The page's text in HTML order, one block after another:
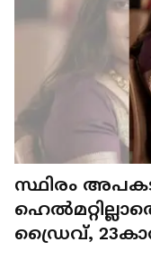
സ്ഥിരം
ഡ്രൈവ്,